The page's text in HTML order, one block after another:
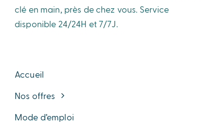
clé en main, près de chez vous. Service
disponible 24/24H et 7/7J.
Accueil
Nos offres
Mode d’emploi